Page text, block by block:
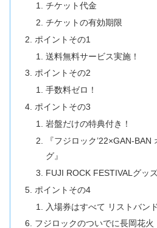
チケット代金
チケットの有効期限
ポイントその1
送料無料サービス実施！
ポイントその2
手数料ゼロ！
ポイントその3
岩盤だけの特典付き！
『フジロック’22×GAN-
グ』
FUJI ROCK FESTIVALグッ
ポイントその4
入場券はすべて リストバン
フジロックのついでに長岡花火